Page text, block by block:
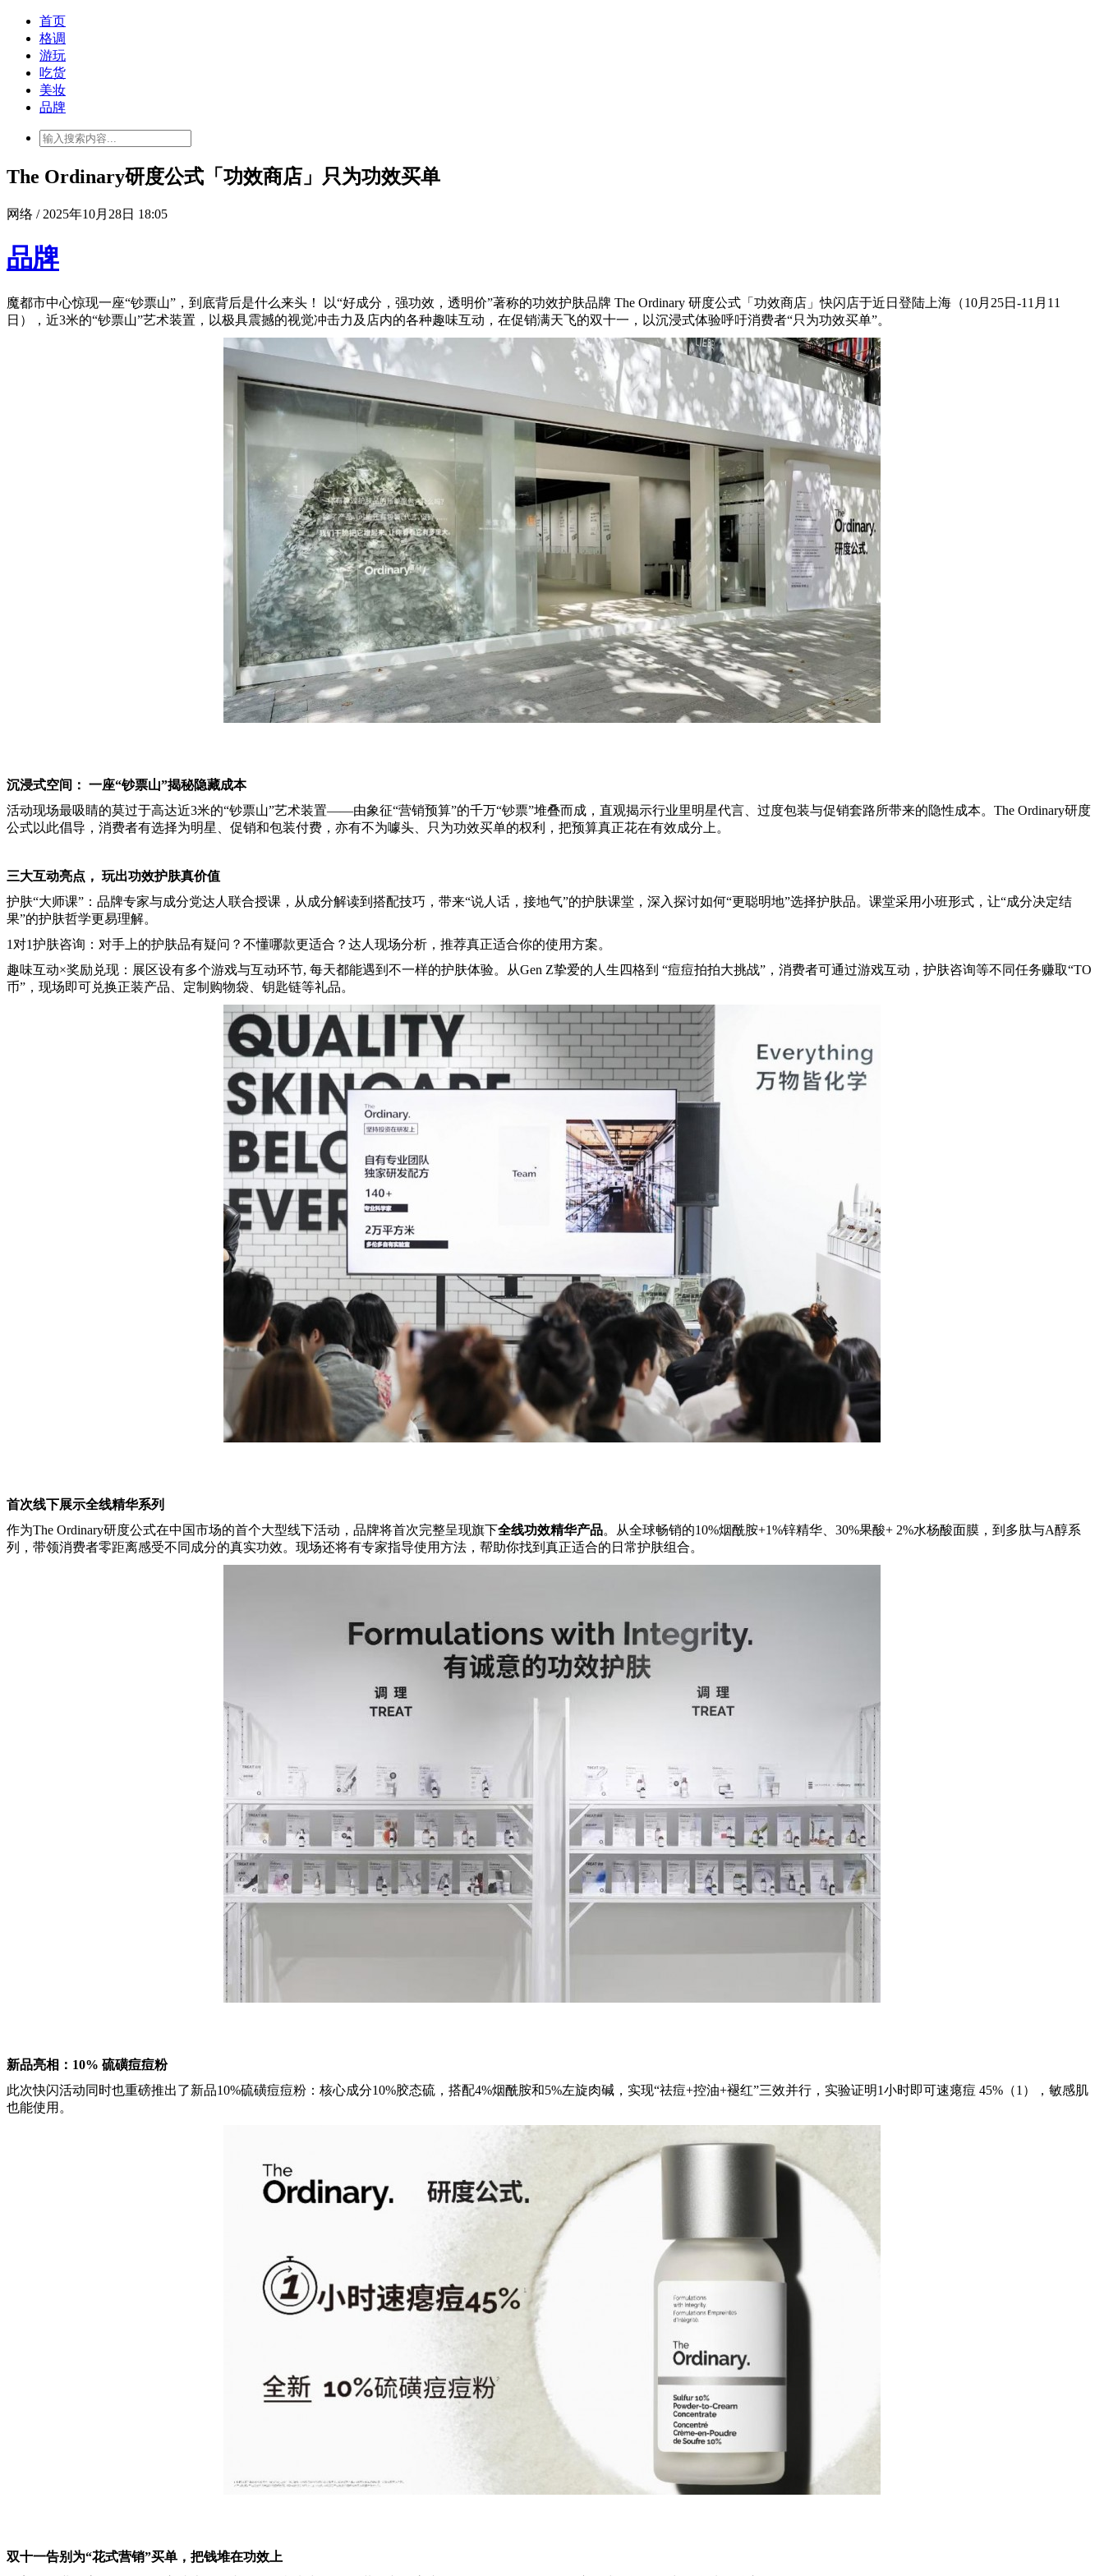
首页
格调
游玩
吃货
美妆
品牌
The Ordinary研度公式「功效商店」只为功效买单
网络 / 2025年10月28日 18:05
品牌
魔都市中心惊现一座“钞票山”，到底背后是什么来头！ 以“好成分，强功效，透明价”著称的功效护肤品牌 The Ordinary 研度公式「功效商店」快闪店于近日登陆上海（10月25日-11月11
日），近3米的“钞票山”艺术装置，以极具震撼的视觉冲击力及店内的各种趣味互动，在促销满天飞的双十一，以沉浸式体验呼吁消费者“只为功效买单”。
沉浸式空间： 一座“钞票山”揭秘隐藏成本
活动现场最吸睛的莫过于高达近3米的“钞票山”艺术装置——由象征“营销预算”的千万“钞票”堆叠而成，直观揭示行业里明星代言、过度包装与促销套路所带来的隐性成本。The Ordinary研度
公式以此倡导，消费者有选择为明星、促销和包装付费，亦有不为噱头、只为功效买单的权利，把预算真正花在有效成分上。
三大互动亮点， 玩出功效护肤真价值
护肤“大师课”：品牌专家与成分党达人联合授课，从成分解读到搭配技巧，带来“说人话，接地气”的护肤课堂，深入探讨如何“更聪明地”选择护肤品。课堂采用小班形式，让“成分决定结
果”的护肤哲学更易理解。
1对1护肤咨询：对手上的护肤品有疑问？不懂哪款更适合？达人现场分析，推荐真正适合你的使用方案。
趣味互动×奖励兑现：展区设有多个游戏与互动环节, 每天都能遇到不一样的护肤体验。从Gen Z挚爱的人生四格到 “痘痘拍拍大挑战”，消费者可通过游戏互动，护肤咨询等不同任务赚取“TO
币”，现场即可兑换正装产品、定制购物袋、钥匙链等礼品。
首次线下展示全线精华系列
作为The Ordinary研度公式在中国市场的首个大型线下活动，品牌将首次完整呈现旗下全线功效精华产品。从全球畅销的10%烟酰胺+1%锌精华、30%果酸+ 2%水杨酸面膜，到多肽与A醇系
列，带领消费者零距离感受不同成分的真实功效。现场还将有专家指导使用方法，帮助你找到真正适合的日常护肤组合。
新品亮相：10% 硫磺痘痘粉
此次快闪活动同时也重磅推出了新品10%硫磺痘痘粉：核心成分10%胶态硫，搭配4%烟酰胺和5%左旋肉碱，实现“祛痘+控油+褪红”三效并行，实验证明1小时即可速瘪痘 45%（1），敏感肌
也能使用。
双十一告别为“花式营销”买单，把钱堆在功效上